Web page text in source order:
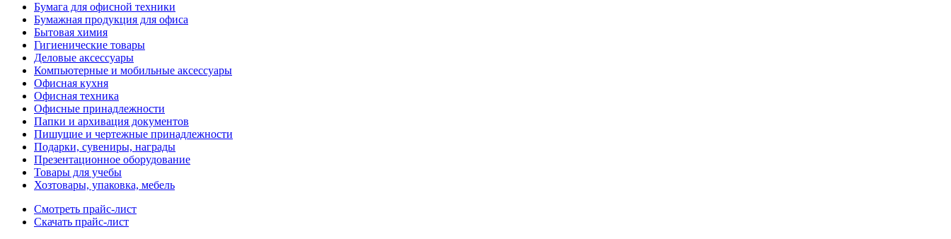
Бумага для офисной техники
Бумажная продукция для офиса
Бытовая химия
Гигиенические товары
Деловые аксессуары
Компьютерные и мобильные аксессуары
Офисная кухня
Офисная техника
Офисные принадлежности
Папки и архивация документов
Пишущие и чертежные принадлежности
Подарки, сувениры, награды
Презентационное оборудование
Товары для учебы
Хозтовары, упаковка, мебель
Смотреть прайс-лист
Скачать прайс-лист